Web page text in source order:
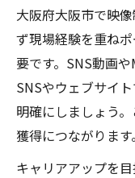
大阪府大阪市で映
ず現場経験を重ね
要です。SNS動画
SNSやウェブサイ
明確にしましょう
獲得につながります。
キャリアアップを